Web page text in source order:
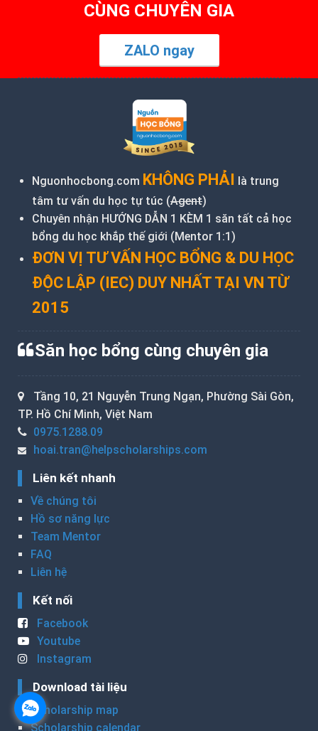
CÙNG CHUYÊN GIA
ZALO ngay
Nguonhocbong.com KHÔNG PHẢI là trung
tâm tư vấn du học tự túc (Agent)
Chuyên nhận HƯỚNG DẪN 1 KÈM 1 săn tất cả học
bổng du học khắp thế giới (Mentor 1:1)
ĐƠN VỊ TƯ VẤN HỌC BỔNG & DU HỌC
ĐỘC LẬP (IEC) DUY NHẤT TẠI VN TỪ
2015
Săn học bổng cùng chuyên gia
Tầng 10, 21 Nguyễn Trung Ngạn, Phường Sài Gòn,
TP. Hồ Chí Minh, Việt Nam
0975.1288.09
hoai.tran@helpscholarships.com
Liên kết nhanh
Về chúng tôi
Hồ sơ năng lực
Team Mentor
FAQ
Liên hệ
Kết nối
Facebook
Youtube
Instagram
Download tài liệu
Scholarship map
Scholarship calendar